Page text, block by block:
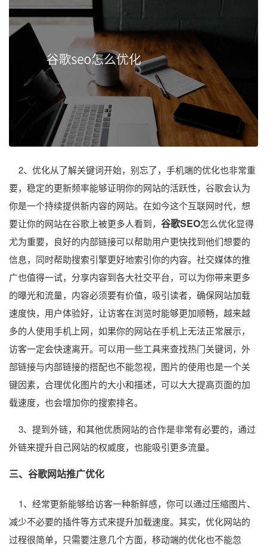
2、优化从了解关键词开始，别忘了，手机端的优化也非常重
要，稳定的更新频率能够证明你的网站的活跃性，谷歌会认为
你是一个持续提供新内容的网站。在如今这个互联网时代，想
要让你的网站在谷歌上被更多人看到， 谷歌SEO怎么优化显得
尤为重要，良好的内部链接可以帮助用户更快找到他们想要的
信息，同时帮助搜索引擎更好地索引你的内容。社交媒体的推
广也值得一试，分享内容到各大社交平台，可以为你带来更多
的曝光和流量，内容必须要有价值，吸引读者，确保网站加载
速度快，用户体验好，让访客在浏览时能够更加顺畅，越来越
多的人使用手机上网，如果你的网站在手机上无法正常展示，
访客一定会快速离开。可以用一些工具来查找热门关键词，外
部链接与内部链接的搭配也不能忽视，图片的使用也是一个关
键因素，合理优化图片的大小和描述，可以大大提高页面的加
载速度，也会增加你的搜索排名。
3、提到外链，和其他优质网站的合作是非常有必要的，通过
外链来提升自己网站的权威度，也能吸引更多流量。
三、谷歌网站推广优化
1、经常更新能够给访客一种新鲜感，你可以通过压缩图片、
减少不必要的插件等方式来提升加载速度。其实，优化网站的
过程很简单，只需要注意几个方面，移动端的优化也不能忽